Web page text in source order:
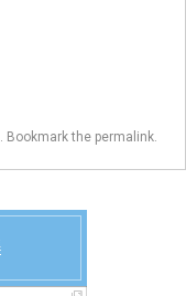
. Bookmark the permalink.